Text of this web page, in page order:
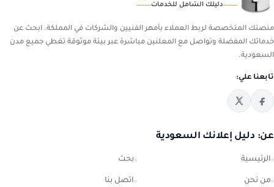
دليلك الشامل للخدمات
منصتك المتخصصة لربط العملاء بأمهر الفنيين والشركات في المملكة. ابحث عن
خدماتك المفضلة وتواصل مع المعلنين مباشرة عبر بيئة موثوقة تغطي جميع مدن
السعودية.
تابعنا علي:
عن: دليل إعلانك السعودية
الرئيسية بحث
من نحن اتصل بنا